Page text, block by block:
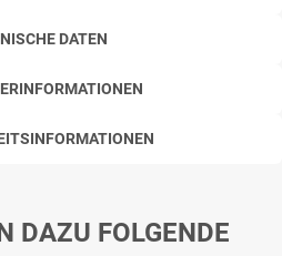
DATEN
DAZU FOLGENDE